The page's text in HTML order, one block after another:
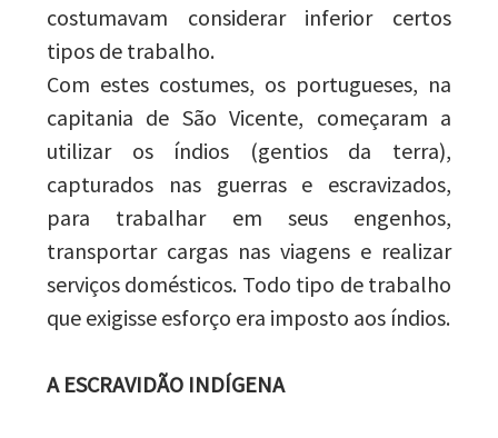
costumavam considerar inferior certos
tipos de trabalho.
Com estes costumes, os portugueses, na
capitania de São Vicente, começaram a
utilizar os índios (gentios da terra),
capturados nas guerras e escravizados,
para trabalhar em seus engenhos,
transportar cargas nas viagens e realizar
serviços domésticos. Todo tipo de trabalho
que exigisse esforço era imposto aos índios.
A ESCRAVIDÃO INDÍGENA